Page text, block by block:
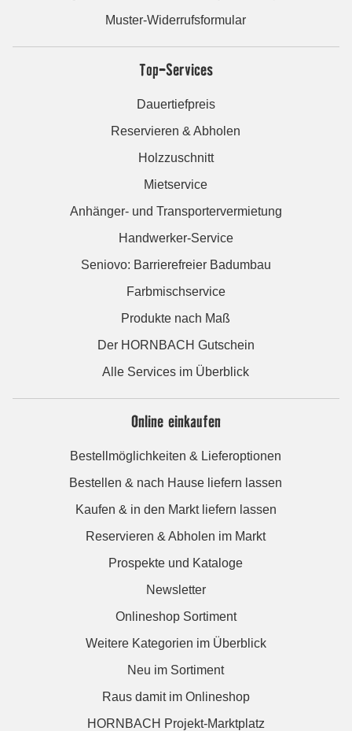
Muster-Widerrufsformular
Top-Services
Dauertiefpreis
Reservieren & Abholen
Holzzuschnitt
Mietservice
Anhänger- und Transportervermietung
Handwerker-Service
Seniovo: Barrierefreier Badumbau
Farbmischservice
Produkte nach Maß
Der HORNBACH Gutschein
Alle Services im Überblick
Online einkaufen
Bestellmöglichkeiten & Lieferoptionen
Bestellen & nach Hause liefern lassen
Kaufen & in den Markt liefern lassen
Reservieren & Abholen im Markt
Prospekte und Kataloge
Newsletter
Onlineshop Sortiment
Weitere Kategorien im Überblick
Neu im Sortiment
Raus damit im Onlineshop
HORNBACH Projekt-Marktplatz